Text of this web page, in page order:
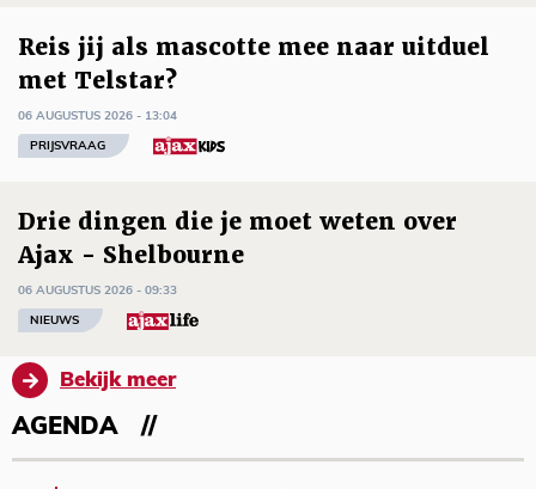
Reis jij als mascotte mee naar uitduel
met Telstar?
06 AUGUSTUS 2026 - 13:04
PRIJSVRAAG
Drie dingen die je moet weten over
Ajax - Shelbourne
06 AUGUSTUS 2026 - 09:33
NIEUWS
Bekijk meer
AGENDA